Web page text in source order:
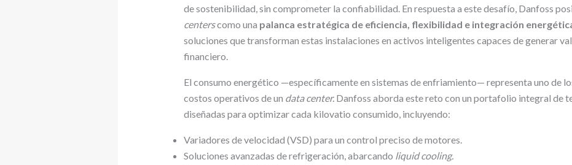
de sostenibilidad, sin comprometer la confiabilidad. En respuesta a este desafío, Danfoss
centerscomo una palanca estratégica de eficiencia, flexibilidad e integración
soluciones que transforman estas instalaciones en activos inteligentes capaces de generar
financiero.
El consumo energético —específicamente en sistemas de enfriamiento— representa uno de
costos operativos de un data center.Danfoss aborda este reto con un portafolio integral de
diseñadas para optimizar cada kilovatio consumido, incluyendo:
Variadores de velocidad (VSD) para un control preciso de motores.
Soluciones avanzadas de refrigeración, abarcando liquid cooling.